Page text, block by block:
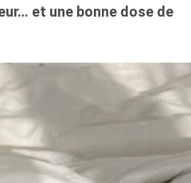
et une bonne dose de